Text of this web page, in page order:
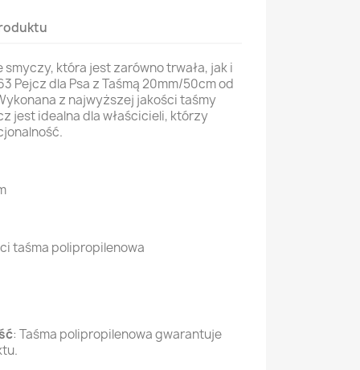
która jest zarówno trwała, jak i
Pejcz dla Psa z Taśmą 20mm/50cm od
z najwyższej jakości taśmy
jest idealna dla właścicieli, którzy
taśma polipropilenowa
: Taśma polipropilenowa gwarantuje